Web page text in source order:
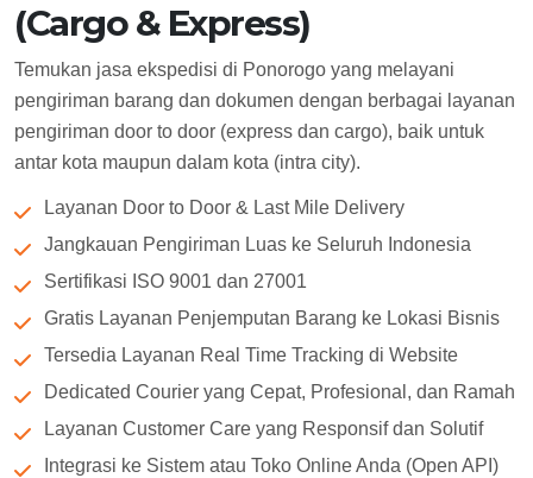
(Cargo & Express)
Temukan jasa ekspedisi di Ponorogo yang melayani
pengiriman barang dan dokumen dengan berbagai layanan
pengiriman door to door (express dan cargo), baik untuk
antar kota maupun dalam kota (intra city).
Layanan Door to Door & Last Mile Delivery
Jangkauan Pengiriman Luas ke Seluruh Indonesia
Sertifikasi ISO 9001 dan 27001
Gratis Layanan Penjemputan Barang ke Lokasi Bisnis
Tersedia Layanan Real Time Tracking di Website
Dedicated Courier yang Cepat, Profesional, dan Ramah
Layanan Customer Care yang Responsif dan Solutif
Integrasi ke Sistem atau Toko Online Anda (Open API)